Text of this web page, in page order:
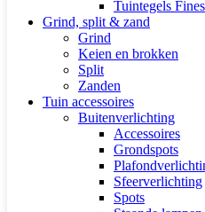
Tuintegels
Grind, split & zand
Grind
Keien en brokken
Split
Zanden
Tuin accessoires
Buitenverlichting
Accessoires
Grondspots
Sfeerverlichting
Spots